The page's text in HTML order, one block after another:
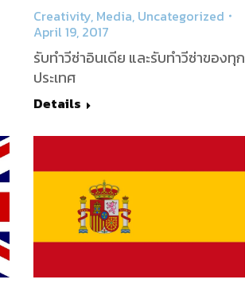
Creativity, Media, Uncategorized
April 19, 2017
รับทำวีซ่าอินเดีย และรับทำวีซ่าของทุก
ประเทศ
Details